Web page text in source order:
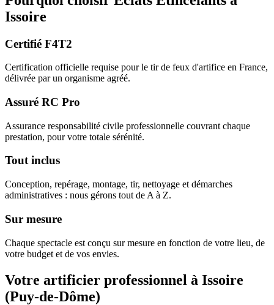
Issoire
Certifié F4T2
Certification officielle requise pour le tir de feux d'artifice en France,
délivrée par un organisme agréé.
Assuré RC Pro
Assurance responsabilité civile professionnelle couvrant chaque
prestation, pour votre totale sérénité.
Tout inclus
Conception, repérage, montage, tir, nettoyage et démarches
administratives : nous gérons tout de A à Z.
Sur mesure
Chaque spectacle est conçu sur mesure en fonction de votre lieu, de
votre budget et de vos envies.
Votre artificier professionnel à Issoire
(Puy-de-Dôme)